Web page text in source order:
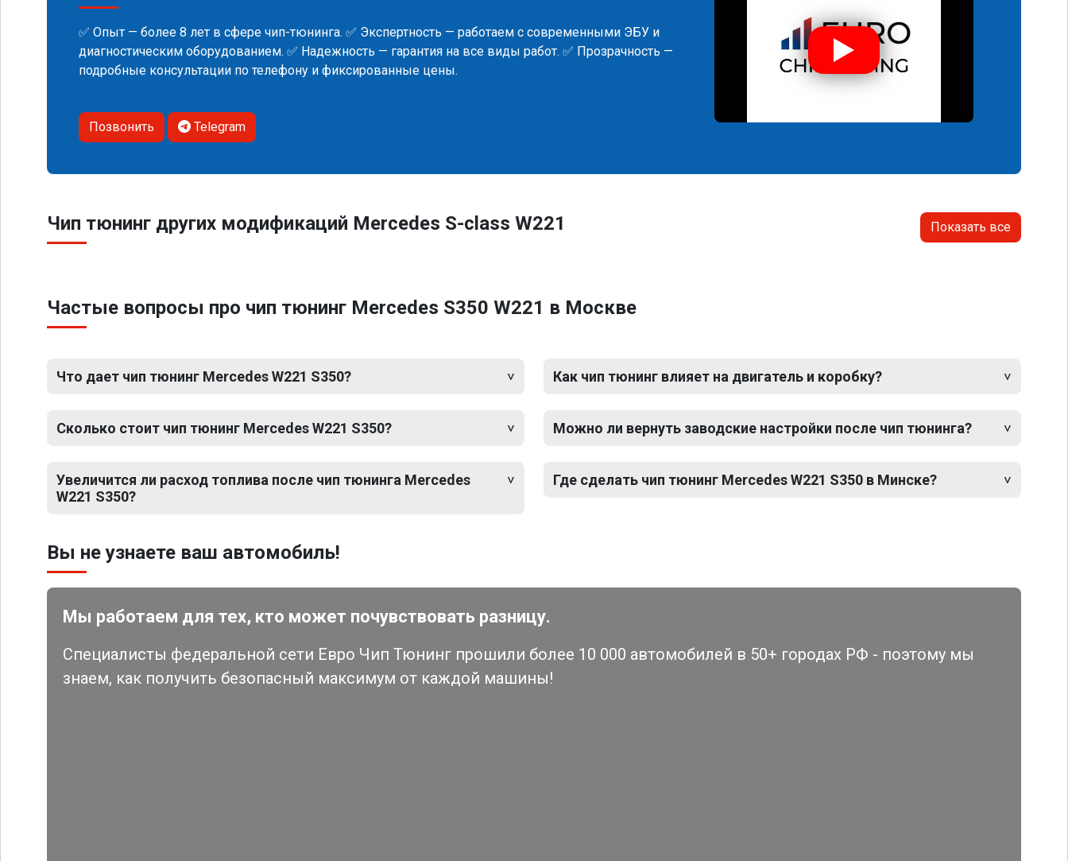
✅ Опыт — более 8 лет в сфере чип-тюнинга. ✅ Экспертность — работаем с современными ЭБУ и
диагностическим оборудованием. ✅ Надежность — гарантия на все виды работ. ✅ Прозрачность —
подробные консультации по телефону и фиксированные цены.
Позвонить Telegram
Чип тюнинг других модификаций Mercedes S-class W221 Показать все
Частые вопросы про чип тюнинг Mercedes S350 W221 в Москве
Что дает чип тюнинг Mercedes W221 S350?
Сколько стоит чип тюнинг Mercedes W221 S350?
Увеличится ли расход топлива после чип тюнинга Mercedes
W221 S350?
Как чип тюнинг влияет на двигатель и коробку?
Можно ли вернуть заводские настройки после чип тюнинга?
Где сделать чип тюнинг Mercedes W221 S350 в Минске?
Вы не узнаете ваш автомобиль!
Мы работаем для тех, кто может почувствовать разницу.
Специалисты федеральной сети Евро Чип Тюнинг прошили более 10 000 автомобилей в 50+ городах РФ - поэтому мы
знаем, как получить безопасный максимум от каждой машины!